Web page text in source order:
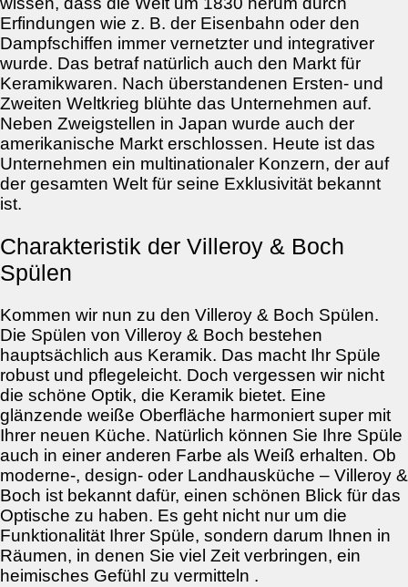
Erfindungen wie z. B. der Eisenbahn oder den
Dampfschiffen immer vernetzter und integrativer
wurde. Das betraf natürlich auch den Markt für
Keramikwaren. Nach überstandenen Ersten- und
Zweiten Weltkrieg blühte das Unternehmen auf.
Neben Zweigstellen in Japan wurde auch der
amerikanische Markt erschlossen. Heute ist das
Unternehmen ein multinationaler Konzern, der auf
der gesamten Welt für seine Exklusivität bekannt
ist.
Charakteristik der Villeroy & Boch
Spülen
Kommen wir nun zu den Villeroy & Boch Spülen.
Die Spülen von Villeroy & Boch bestehen
hauptsächlich aus Keramik. Das macht Ihr Spüle
robust und pflegeleicht. Doch vergessen wir nicht
die schöne Optik, die Keramik bietet. Eine
glänzende weiße Oberfläche harmoniert super mit
Ihrer neuen Küche. Natürlich können Sie Ihre Spüle
auch in einer anderen Farbe als Weiß erhalten. Ob
moderne-, design- oder Landhausküche – Villeroy &
Boch ist bekannt dafür, einen schönen Blick für das
Optische zu haben. Es geht nicht nur um die
Funktionalität Ihrer Spüle, sondern darum Ihnen in
Räumen, in denen Sie viel Zeit verbringen, ein
heimisches Gefühl zu vermitteln .